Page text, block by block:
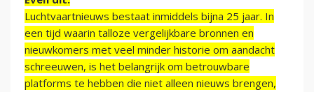
Luchtvaartnieuws bestaat inmiddels bijna 25 jaar. In
een tijd waarin talloze vergelijkbare bronnen en
nieuwkomers met veel minder historie om aandacht
schreeuwen, is het belangrijk om betrouwbare
platforms te hebben die niet alleen nieuws brengen,